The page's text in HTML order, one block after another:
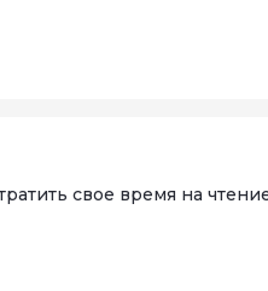
свое время на